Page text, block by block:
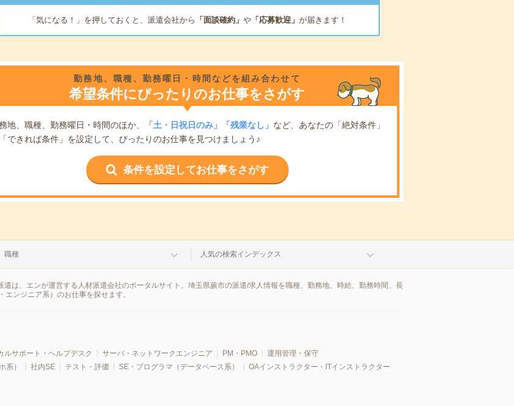
「気になる！」を押しておくと、派遣会社から 「面談確約」 や「応募歓迎」 が届きます！
勤務地、職種、勤務曜日・時間などを組み合わせて
希望条件にぴったりのお仕事をさがす
地、職種、勤務曜日・時間のほか、 「土・日祝日のみ」「残業なし」 など、あなたの「絶対条件」
できれば条件」を設定して、ぴったりのお仕事を見つけましょう♪
条件を設定してお仕事をさがす
職種 人気の検索インデックス
は、エンが運営する人材派遣会社のポータルサイト。埼玉県蕨市の派遣/求人情報を職種、勤務地、時給、勤務時間、長
ンジニア系）のお仕事を探せます。
ルサポート・ヘルプデスク サーバ・ネットワークエンジニア PM・PMO
運用管理・保守
系） 社内SE テスト・評価 SE・プログラマ（データベース系） OAインストラクター・ITインストラクター